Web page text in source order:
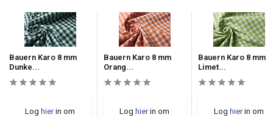
Bauern Karo 8 mm
Dunke...
Log hierin om
Bauern Karo 8 mm
Orang...
Log hierin om
Bauern Karo 8 mm
Limet...
Log hierin om